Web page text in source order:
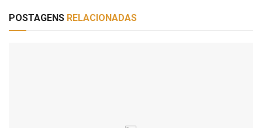
POSTAGENS RELACIONADAS